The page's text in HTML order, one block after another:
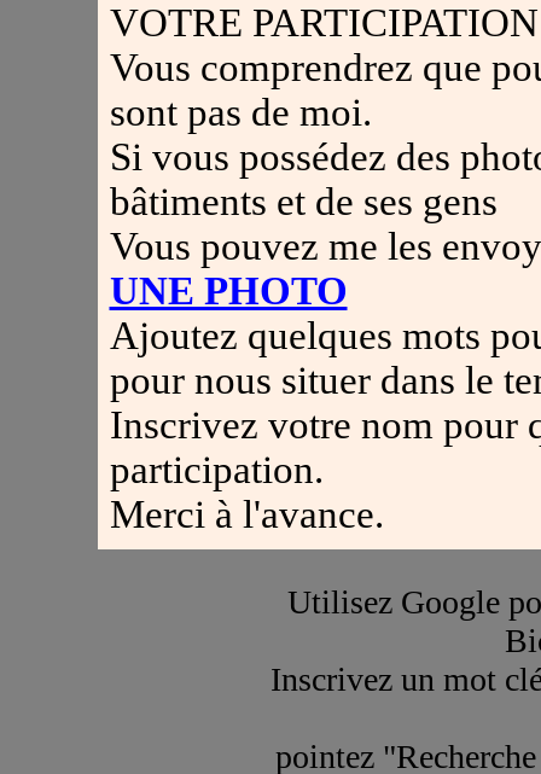
VOTRE
Vous comprendrez que
sont pas de moi.
Si vous possédez des
bâtiments et de ses gens
Vous pouvez me les
UNE PHOTO
Ajoutez quelques mots
pour nous situer dans le
Inscrivez votre nom pour
participation.
Merci à l'avance.
Utilisez Google
Inscrivez un mot
pointez